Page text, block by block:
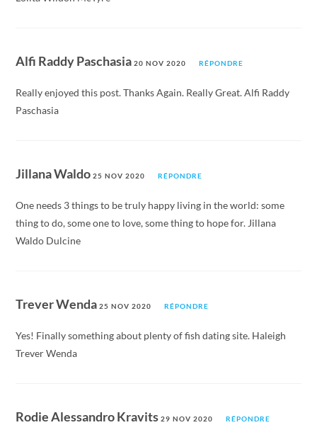
Alfi Raddy Paschasia20 NOV 2020 RÉPONDRE
Really enjoyed this post. Thanks Again. Really Great. Alfi Raddy
Paschasia
Jillana Waldo25 NOV 2020 RÉPONDRE
One needs 3 things to be truly happy living in the world: some
thing to do, some one to love, some thing to hope for. Jillana
Waldo Dulcine
Trever Wenda25 NOV 2020 RÉPONDRE
Yes! Finally something about plenty of fish dating site. Haleigh
Trever Wenda
Rodie Alessandro Kravits29 NOV 2020 RÉPONDRE